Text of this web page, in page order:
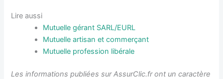
Lire aussi
Mutuelle gérant SARL/EURL
Mutuelle artisan et commerçant
Mutuelle profession libérale
Les informations publiées sur AssurClic.fr ont un caractère